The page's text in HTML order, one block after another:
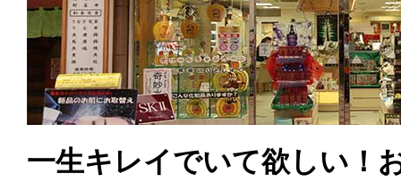
一生キレイでいて欲しい！